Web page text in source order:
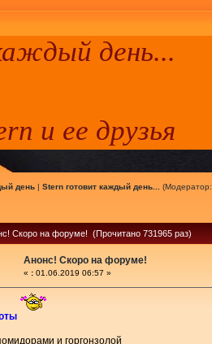
день...
и ее друзья
день| Stern готовит каждый день... (Модератор:
Скоро на форуме! (Прочитано 731965 раз)
Анонс! Скоро на форуме!
« : 01.06.2019 06:57 »
и горгонзолой